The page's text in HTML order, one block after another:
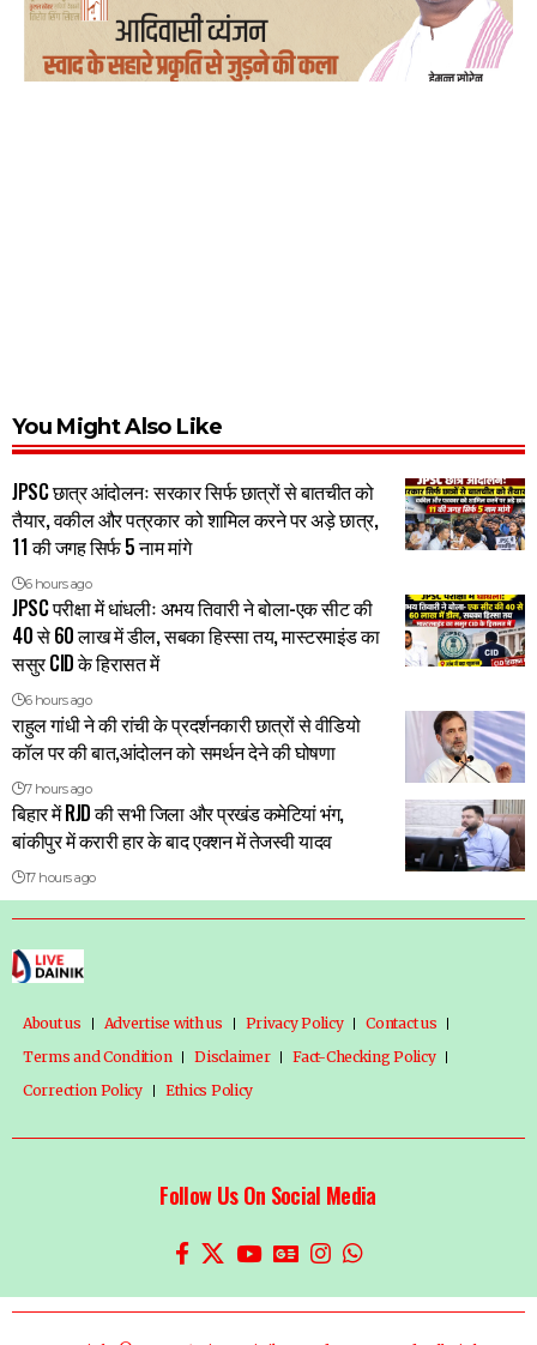
You Might Also Like
JPSC छात्र आंदोलनः सरकार सिर्फ छात्रों से बातचीत को
तैयार, वकील और पत्रकार को शामिल करने पर अड़े छात्र,
11 की जगह सिर्फ 5 नाम मांगे
6 hours ago
JPSC परीक्षा में धांधलीः अभय तिवारी ने बोला-एक सीट की
40 से 60 लाख में डील, सबका हिस्सा तय, मास्टरमाइंड का
ससुर CID के हिरासत में
6 hours ago
राहुल गांधी ने की रांची के प्रदर्शनकारी छात्रों से वीडियो
कॉल पर की बात,आंदोलन को समर्थन देने की घोषणा
7 hours ago
बिहार में RJD की सभी जिला और प्रखंड कमेटियां भंग,
बांकीपुर में करारी हार के बाद एक्शन में तेजस्वी यादव
17 hours ago
About us Advertise with us Privacy Policy
Contact us
Terms and Condition
Disclaimer
Fact-Checking Policy
Correction Policy
Ethics Policy
Follow Us On Social Media